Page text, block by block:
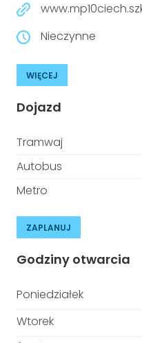
Nieczynne
WIĘCEJ
Dojazd
Tramwaj
Autobus
Metro
ZAPLANUJ
Godziny otwarcia
Poniedziałek
Wtorek